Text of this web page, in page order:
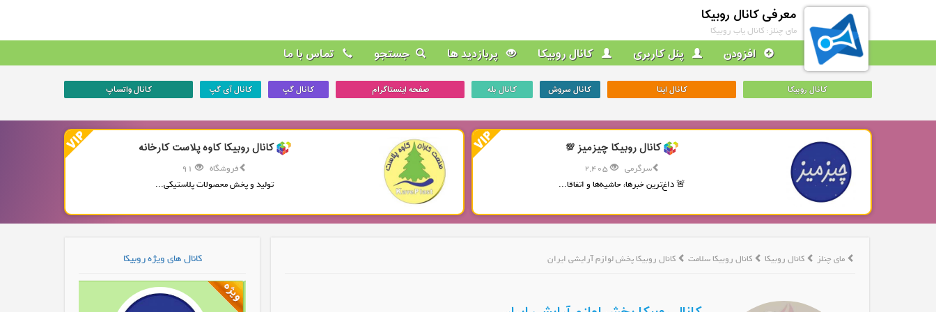
معرفی کانال روبیکا
مای چنلز: کانال یاب روبیکا
افزودن پنل کاربری کانال روبیکا پربازدید ها جستجو تماس با ما
کانال روبیکا کانال ایتا کانال سروش کانال بله صفحه اینستاگرام کانال گپ کانال آی گپ کانال واتساپ
کانال روبیکا چیزمیز 💯
سرگرمی
2,405
🚨 داغ‌ترین خبرها، حاشیه‌ها و اتفاقا...
کانال روبیکا کاوه پلاست کارخانه
فروشگاه
91
تولید و پخش محصولات پلاستیکی...
مای چنلز کانال روبیکا کانال روبیکا سلامت کانال روبیکا پخش لوازم آرایشی ایران کانال های ویژه روبیکا